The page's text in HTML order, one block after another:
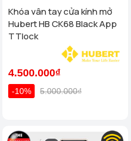
Khóa vân tay cửa kính mở
Hubert HB CK68 Black App
TTlock
4.500.000₫
-10% 5.000.000₫